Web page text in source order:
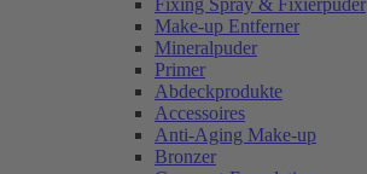
Fixing Spray & Fixierpuder
Make-up Entferner
Mineralpuder
Primer
Abdeckprodukte
Accessoires
Anti-Aging Make-up
Bronzer